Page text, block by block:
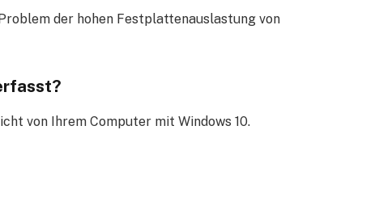
der hohen Festplattenauslastung von
von Ihrem Computer mit Windows 10.